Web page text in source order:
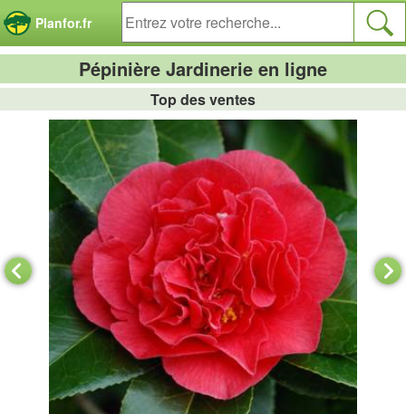
Planfor.fr
Pépinière Jardinerie en ligne
Top des ventes
Panneau de gestion des cookies